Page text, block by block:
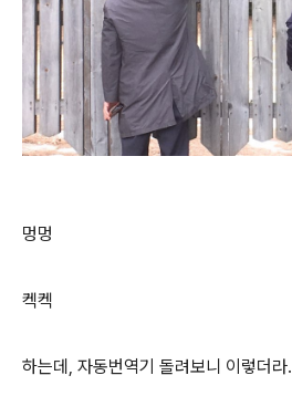
멍멍
켁켁
하는데, 자동번역기 돌려보니 이렇더라.